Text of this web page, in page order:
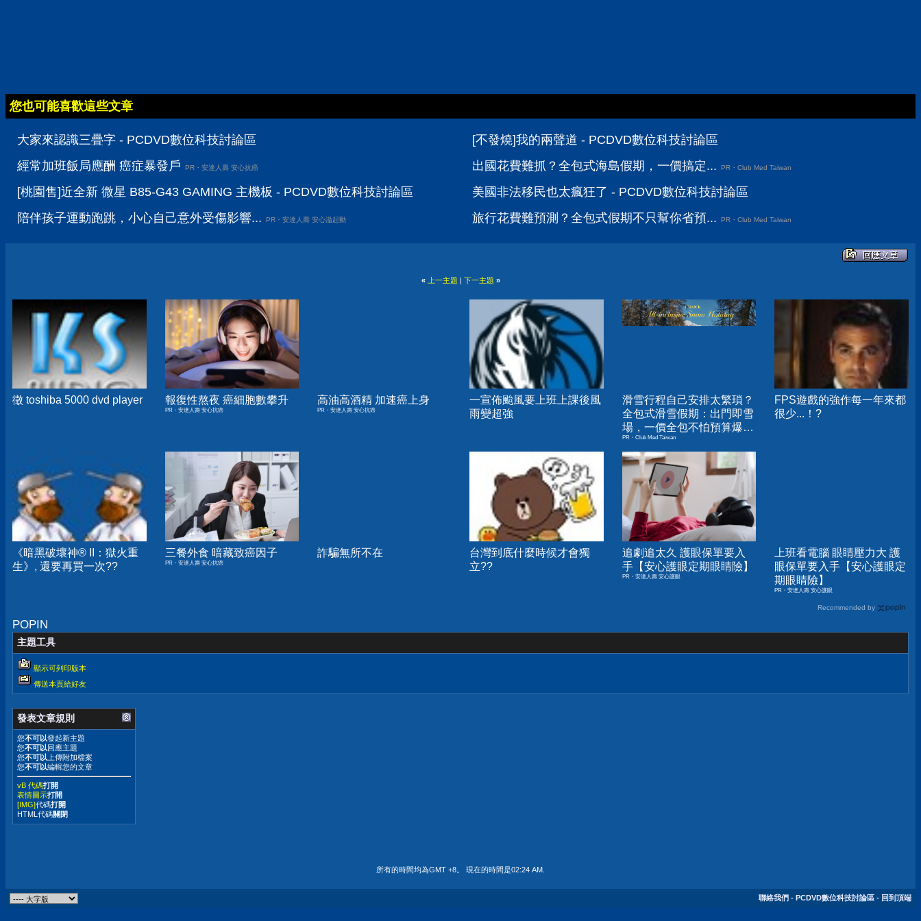
您也可能喜歡這些文章
大家來認識三疊字 - PCDVD數位科技討論區
經常加班飯局應酬 癌症暴發戶
PR・安達人壽 安心抗癌
[桃園售]近全新 微星 B85-G43 GAMING 主機板 - PCDVD數位科技討論區
陪伴孩子運動跑跳，小心自己意外受傷影響...
PR・安達人壽 安心溢起動
[不發燒]我的兩聲道 - PCDVD數位科技討論區
出國花費難抓？全包式海島假期，一價搞定...
PR・Club Med Taiwan
美國非法移民也太瘋狂了 - PCDVD數位科技討論區
旅行花費難預測？全包式假期不只幫你省預...
PR・Club Med Taiwan
« 上一主題 | 下一主題 »
徵 toshiba 5000 dvd player 報復性熬夜 癌細胞數攀升
PR・安達人壽 安心抗癌
高油高酒精 加速癌上身
PR・安達人壽 安心抗癌
一宣佈颱風要上班上課後風
雨變超強
滑雪行程自己安排太繁瑣？
全包式滑雪假期：出門即雪
場，一價全包不怕預算爆
表！
PR・Club Med Taiwan
FPS遊戲的強作每一年來都
很少...！?
《暗黑破壞神® II：獄火重
生》, 還要再買一次??
三餐外食 暗藏致癌因子
PR・安達人壽 安心抗癌
詐騙無所不在
台灣到底什麼時候才會獨
立??
追劇追太久 護眼保單要入
手【安心護眼定期眼睛險】
PR・安達人壽 安心護眼
上班看電腦 眼睛壓力大 護
眼保單要入手【安心護眼定
期眼睛險】
PR・安達人壽 安心護眼
Recommended by
POPIN
主題工具
顯示可列印版本
傳送本頁給好友
發表文章規則
您不可以發起新主題
您不可以回應主題
您不可以 上傳附加檔案
您不可以編輯您的文章
vB 代碼打開
表情圖示打開
[IMG]代碼打開
HTML代碼關閉
所有的時間均為GMT +8。 現在的時間是02:24 AM
聯絡我們 - PCDVD數位科技討論區 - 回到頂端